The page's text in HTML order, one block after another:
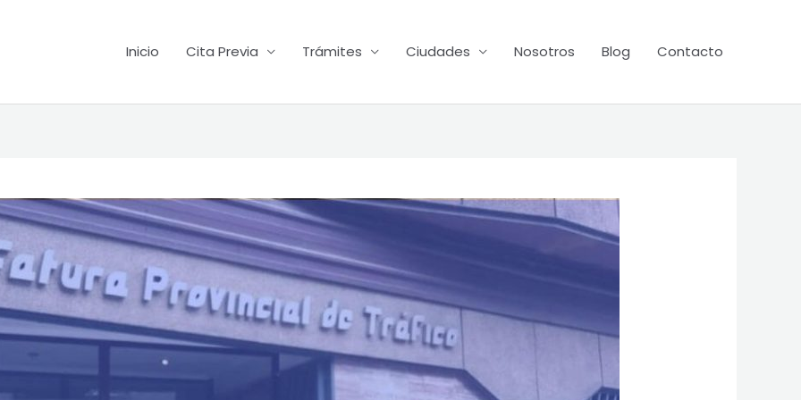
Inicio Cita Previa Trámites Ciudades Nosotros Blog Contacto